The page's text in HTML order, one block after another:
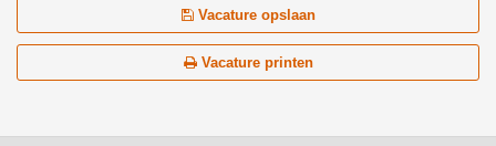
Vacature opslaan
Vacature printen